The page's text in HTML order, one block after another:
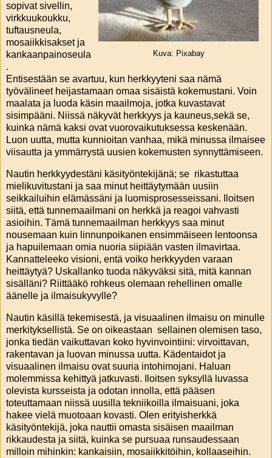
Kuva: Pixabay
sopivat sivellin,
virkkuukoukku,
tuftausneula,
mosaiikkisakset ja
kankaanpainoseula
.
Entisestään se avartuu, kun herkkyyteni saa nämä
työvälineet heijastamaan omaa sisäistä kokemustani. Voin
maalata ja luoda käsin maailmoja, jotka kuvastavat
sisimpääni. Niissä näkyvät herkkyys ja kauneus,sekä se,
kuinka nämä kaksi ovat vuorovaikutuksessa keskenään.
Luon uutta, mutta kunnioitan vanhaa, mikä minussa ilmaisee
viisautta ja ymmärrystä uusien kokemusten synnyttämiseen.
Nautin herkkyydestäni käsityöntekijänä; se rikastuttaa
mielikuvitustani ja saa minut heittäytymään uusiin
seikkailuihin elämässäni ja luomisprosesseissani. Iloitsen
siitä, että tunnemaailmani on herkkä ja reagoi vahvasti
asioihin. Tämä tunnemaailman herkkyys saa minut
nousemaan kuin linnunpoikanen ensimmäiseen lentoonsa
ja hapuilemaan omia nuoria siipiään vasten ilmavirtaa.
Kannatteleeko visioni, entä voiko herkkyyden varaan
heittäytyä? Uskallanko tuoda näkyväksi sitä, mitä kannan
sisälläni? Riittääkö rohkeus olemaan rehellinen omalle
äänelle ja ilmaisukyvylle?
Nautin käsillä tekemisestä, ja visuaalinen ilmaisu on minulle
merkityksellistä. Se on oikeastaan sellainen olemisen taso,
jonka tiedän vaikuttavan koko hyvinvointiini: virvoittavan,
rakentavan ja luovan minussa uutta. Kädentaidot ja
visuaalinen ilmaisu ovat suuria intohimojani. Haluan
molemmissa kehittyä jatkuvasti. Iloitsen syksyllä luvassa
olevista kursseista ja odotan innolla, että pääsen
toteuttamaan niissä uusilla tekniikoilla ilmaisuani, joka
hakee vielä muotoaan kovasti. Olen erityisherkkä
käsityöntekijä, joka nauttii omasta sisäisen maailman
rikkaudesta ja siitä, kuinka se pursuaa runsaudessaan
milloin mihinkin: kankaisiin, mosaiikkitöihin, kollaaseihin.